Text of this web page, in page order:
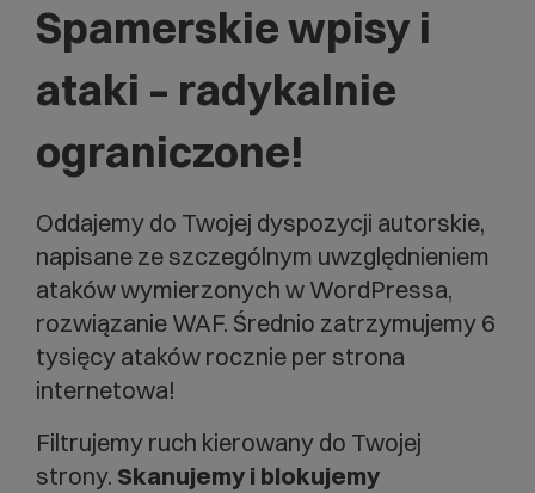
Spamerskie wpisy i
ataki – radykalnie
ograniczone!
Oddajemy do Twojej dyspozycji autorskie,
napisane ze szczególnym uwzględnieniem
ataków wymierzonych w WordPressa,
rozwiązanie WAF. Średnio zatrzymujemy 6
tysięcy ataków rocznie per strona
internetowa!
Filtrujemy ruch kierowany do Twojej
strony. Skanujemy i blokujemy